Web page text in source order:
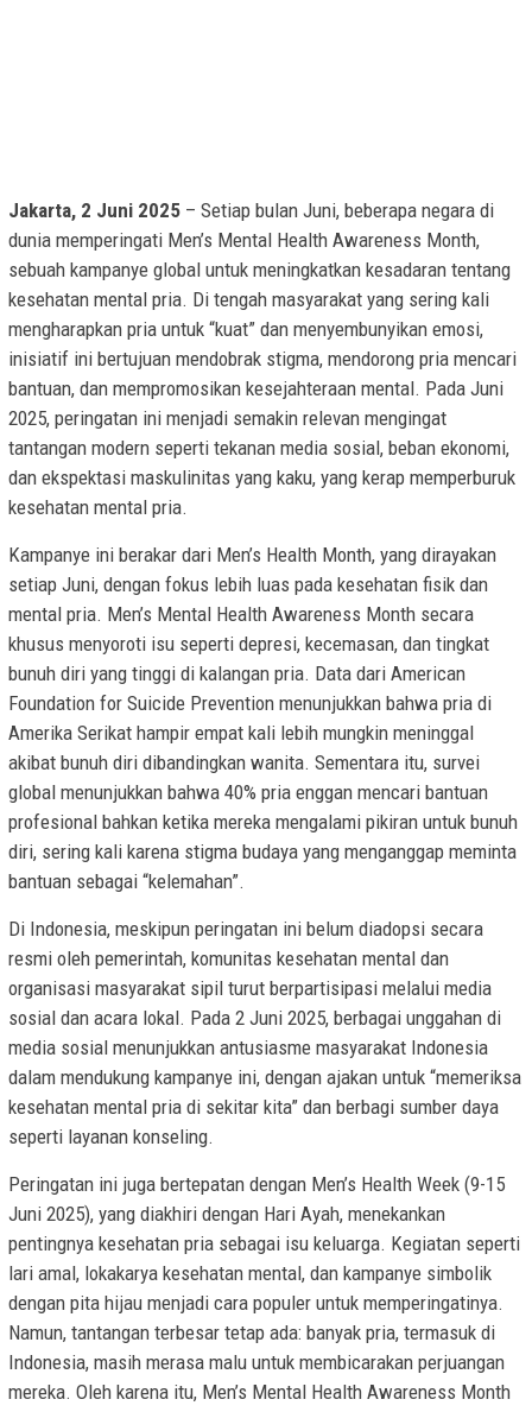
Jakarta, 2 Juni 2025 – Setiap bulan Juni, beberapa negara di
dunia memperingati Men’s Mental Health Awareness Month,
sebuah kampanye global untuk meningkatkan kesadaran tentang
kesehatan mental pria. Di tengah masyarakat yang sering kali
mengharapkan pria untuk “kuat” dan menyembunyikan emosi,
inisiatif ini bertujuan mendobrak stigma, mendorong pria mencari
bantuan, dan mempromosikan kesejahteraan mental. Pada Juni
2025, peringatan ini menjadi semakin relevan mengingat
tantangan modern seperti tekanan media sosial, beban ekonomi,
dan ekspektasi maskulinitas yang kaku, yang kerap memperburuk
kesehatan mental pria.
Kampanye ini berakar dari Men’s Health Month, yang dirayakan
setiap Juni, dengan fokus lebih luas pada kesehatan fisik dan
mental pria. Men’s Mental Health Awareness Month secara
khusus menyoroti isu seperti depresi, kecemasan, dan tingkat
bunuh diri yang tinggi di kalangan pria. Data dari American
Foundation for Suicide Prevention menunjukkan bahwa pria di
Amerika Serikat hampir empat kali lebih mungkin meninggal
akibat bunuh diri dibandingkan wanita. Sementara itu, survei
global menunjukkan bahwa 40% pria enggan mencari bantuan
profesional bahkan ketika mereka mengalami pikiran untuk bunuh
diri, sering kali karena stigma budaya yang menganggap meminta
bantuan sebagai “kelemahan”.
Di Indonesia, meskipun peringatan ini belum diadopsi secara
resmi oleh pemerintah, komunitas kesehatan mental dan
organisasi masyarakat sipil turut berpartisipasi melalui media
sosial dan acara lokal. Pada 2 Juni 2025, berbagai unggahan di
media sosial menunjukkan antusiasme masyarakat Indonesia
dalam mendukung kampanye ini, dengan ajakan untuk “memeriksa
kesehatan mental pria di sekitar kita” dan berbagi sumber daya
seperti layanan konseling.
Peringatan ini juga bertepatan dengan Men’s Health Week (9-15
Juni 2025), yang diakhiri dengan Hari Ayah, menekankan
pentingnya kesehatan pria sebagai isu keluarga. Kegiatan seperti
lari amal, lokakarya kesehatan mental, dan kampanye simbolik
dengan pita hijau menjadi cara populer untuk memperingatinya.
Namun, tantangan terbesar tetap ada: banyak pria, termasuk di
Indonesia, masih merasa malu untuk membicarakan perjuangan
mereka. Oleh karena itu, Men’s Mental Health Awareness Month